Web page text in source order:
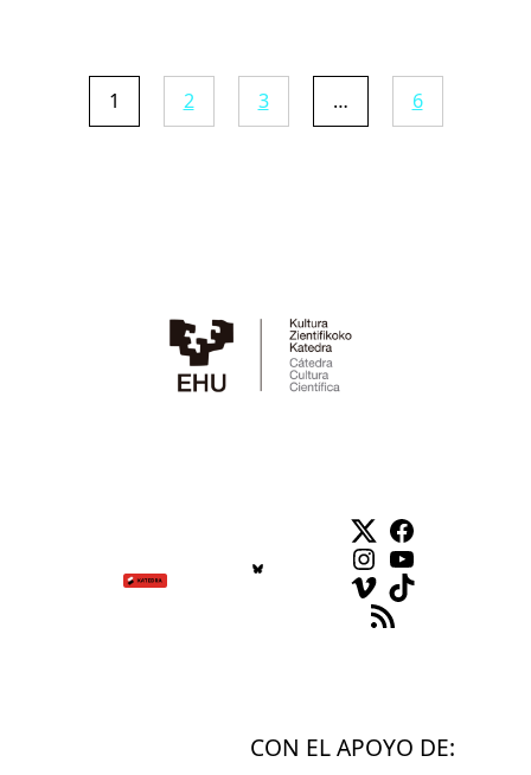
1 2 3 … 6
TwitterFacebook
Instagram
YouTube
VimeoTikTok
Feed RSS
CON EL APOYO DE: